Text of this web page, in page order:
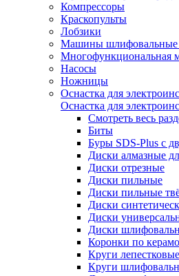
Компрессоры
Краскопульты
Лобзики
Машины шлифовальные
Многофункциональная
Насосы
Ножницы
Оснастка для
Оснастка для
Смотреть весь
Биты
Буры SDS-Plus c
Диски алмазные
Диски отрезные
Диски пильные
Диски пильные
Диски
Диски
Диски
Коронки по
Круги
Круги